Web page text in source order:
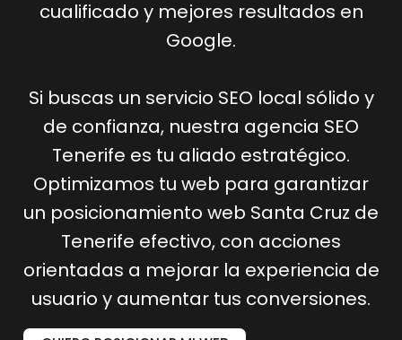
cualificado y mejores resultados en
Google.
Si buscas un servicio SEO local sólido y
de confianza, nuestra agencia SEO
Tenerife es tu aliado estratégico.
Optimizamos tu web para garantizar
un posicionamiento web Santa Cruz de
Tenerife efectivo, con acciones
orientadas a mejorar la experiencia de
usuario y aumentar tus conversiones.